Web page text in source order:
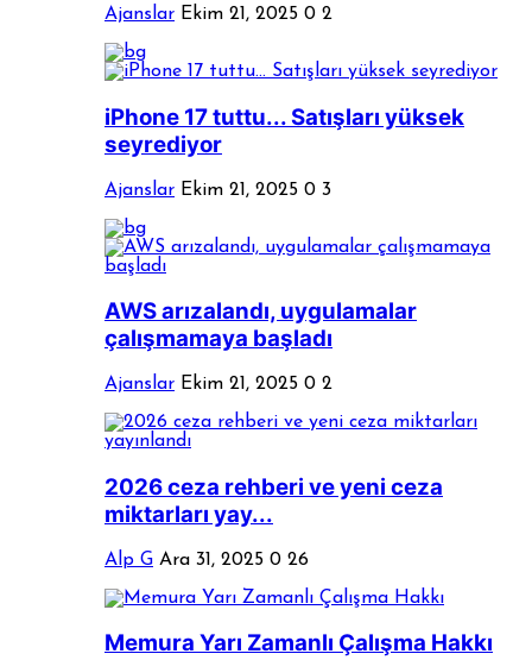
Ajanslar Ekim 21, 2025 0 2
iPhone 17 tuttu... Satışları yüksek
seyrediyor
Ajanslar Ekim 21, 2025 0 3
AWS arızalandı, uygulamalar
çalışmamaya başladı
Ajanslar Ekim 21, 2025 0 2
2026 ceza rehberi ve yeni ceza
miktarları yay...
Alp G Ara 31, 2025 0 26
Memura Yarı Zamanlı Çalışma Hakkı